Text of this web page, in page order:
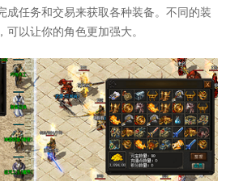
成任务和交易来获取各种装备。不同的装
以让你的角色更加强大。